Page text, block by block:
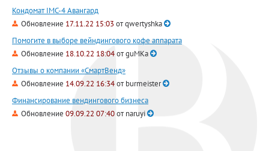
Кондомат IMC-4 Авангард
Обновление 17.11.22 15:03 отqwertyshka
Помогите в выборе вейндингового кофе аппарата
Обновление 18.10.22 18:04отguMKa
Отзывы о компании «СмартВенд»
Обновление 14.09.22 16:34отburmeister
Финансирование вендингового бизнеса
Обновление 09.09.22 07:40отnaruyi